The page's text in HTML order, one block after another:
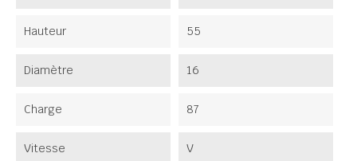
Hauteur 55
Diamètre 16
Charge 87
Vitesse V